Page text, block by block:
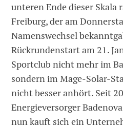
unteren Ende dieser Skala
Freiburg, der am
Namenswechsel
Rückrundenstart am 21.
Sportclub nicht mehr im
sondern im Mage-Solar-
nicht besser anhört. Seit
Energieversorger
nun kauft sich ein